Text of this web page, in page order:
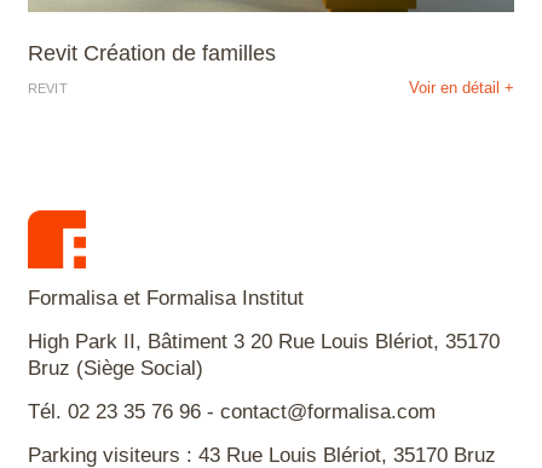
Revit Création de familles
REVIT Voir en détail +
Formalisa et Formalisa Institut
High Park II, Bâtiment 3 20 Rue Louis Blériot, 35170
Bruz (Siège Social)
Tél. 02 23 35 76 96 - contact@formalisa.com
Parking visiteurs : 43 Rue Louis Blériot, 35170 Bruz